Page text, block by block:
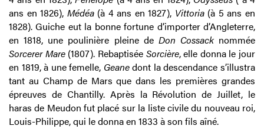
ans en 1826), Médéa(à 4 ans en 1827), Vittoria (à 5 ans en
1828). Guiche eut la bonne fortune d’importer d’Angleterre,
en 1818, une poulinière pleine de Don Cossacknommée
Sorcerer Mare(1807). Rebaptisée Sorcière, elle donna le jour
en 1819, à une femelle, Geanedont la descendance s’illustra
tant au Champ de Mars que dans les premières grandes
épreuves de Chantilly. Après la Révolution de Juillet, le
haras de Meudon fut placé sur la liste civile du nouveau roi,
Louis-Philippe, qui le donna en 1833 à son fils aîné.